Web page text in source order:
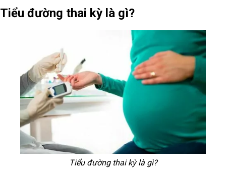
Tiểu đường thai kỳ là gì?
Tiểu đường thai kỳ là gì?